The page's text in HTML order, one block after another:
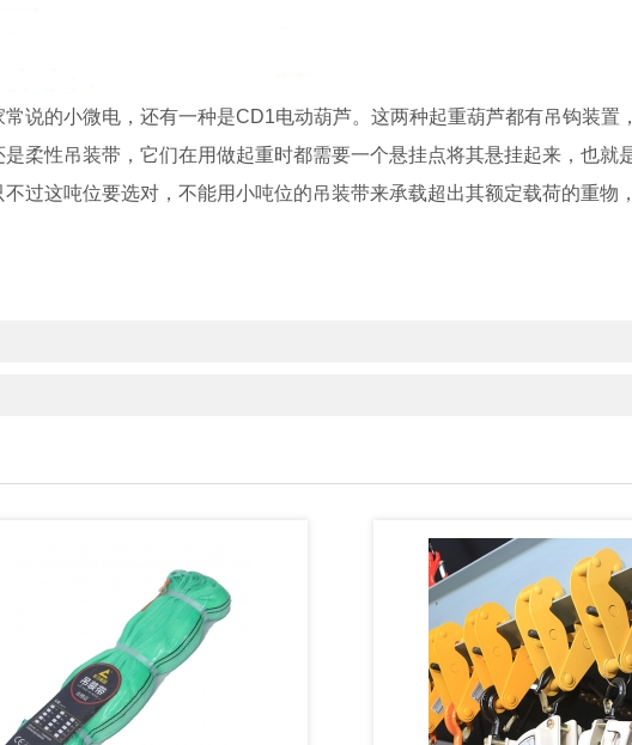
说的小微电，还有一种是CD1电动葫芦。这两种起重葫芦都有吊钩装置
柔性吊装带，它们在用做起重时都需要一个悬挂点将其悬挂起来，也就
过这吨位要选对，不能用小吨位的吊装带来承载超出其额定载荷的重物